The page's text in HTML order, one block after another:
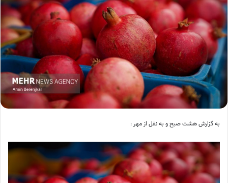
به گزارش هشت صبح و به نقل از مهر :